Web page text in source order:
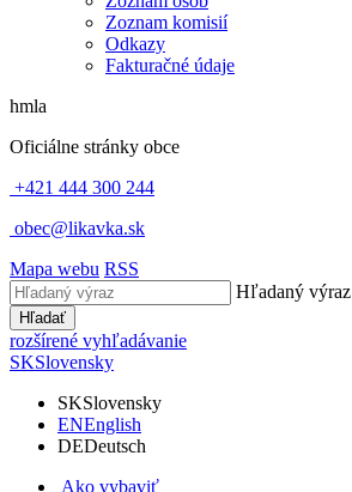
Zoznam komisií
Odkazy
Fakturačné údaje
hmla
Oficiálne stránky obce
+421 444 300 244
obec@likavka.sk
Mapa webu RSS
Hľadaný výraz
Hľadať
rozšírené vyhľadávanie
SKSlovensky
SKSlovensky
ENEnglish
DEDeutsch
Ako vybaviť